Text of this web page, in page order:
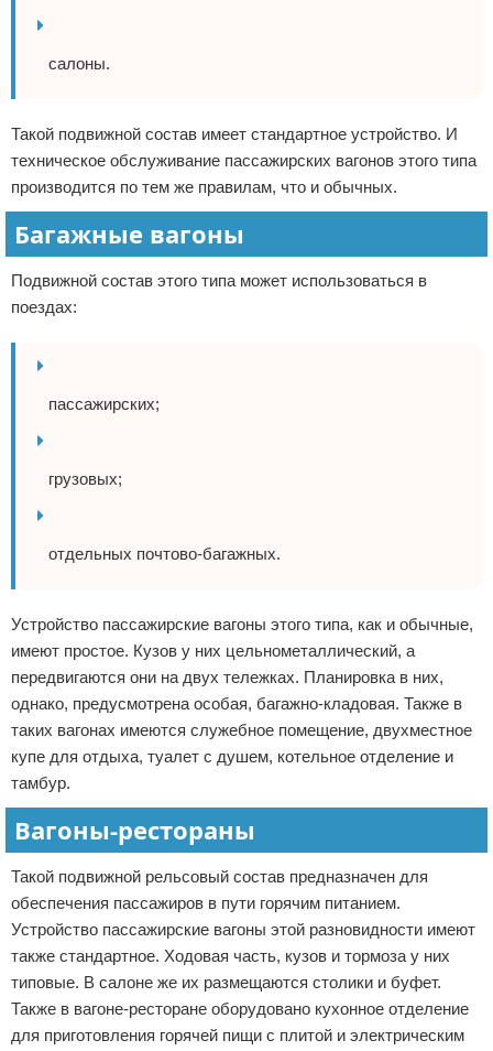
салоны.
Такой подвижной состав имеет стандартное устройство. И
техническое обслуживание пассажирских вагонов этого типа
производится по тем же правилам, что и обычных.
Багажные вагоны
Подвижной состав этого типа может использоваться в
поездах:
пассажирских;
грузовых;
отдельных почтово-багажных.
Устройство пассажирские вагоны этого типа, как и обычные,
имеют простое. Кузов у них цельнометаллический, а
передвигаются они на двух тележках. Планировка в них,
однако, предусмотрена особая, багажно-кладовая. Также в
таких вагонах имеются служебное помещение, двухместное
купе для отдыха, туалет с душем, котельное отделение и
тамбур.
Вагоны-рестораны
Такой подвижной рельсовый состав предназначен для
обеспечения пассажиров в пути горячим питанием.
Устройство пассажирские вагоны этой разновидности имеют
также стандартное. Ходовая часть, кузов и тормоза у них
типовые. В салоне же их размещаются столики и буфет.
Также в вагоне-ресторане оборудовано кухонное отделение
для приготовления горячей пищи с плитой и электрическим